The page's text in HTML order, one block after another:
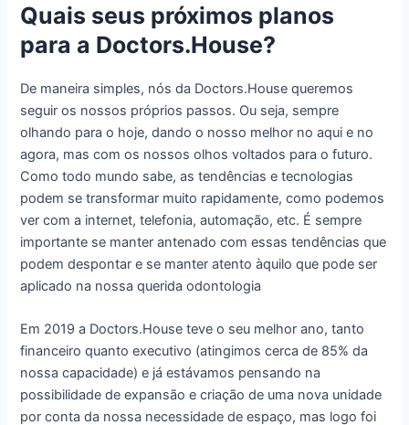
Quais seus próximos planos
para a Doctors.House?
De maneira simples, nós da Doctors.House queremos
seguir os nossos próprios passos. Ou seja, sempre
olhando para o hoje, dando o nosso melhor no aqui e no
agora, mas com os nossos olhos voltados para o futuro.
Como todo mundo sabe, as tendências e tecnologias
podem se transformar muito rapidamente, como podemos
ver com a internet, telefonia, automação, etc. É sempre
importante se manter antenado com essas tendências que
podem despontar e se manter atento àquilo que pode ser
aplicado na nossa querida odontologia
Em 2019 a Doctors.House teve o seu melhor ano, tanto
financeiro quanto executivo (atingimos cerca de 85% da
nossa capacidade) e já estávamos pensando na
possibilidade de expansão e criação de uma nova unidade
por conta da nossa necessidade de espaço, mas logo foi